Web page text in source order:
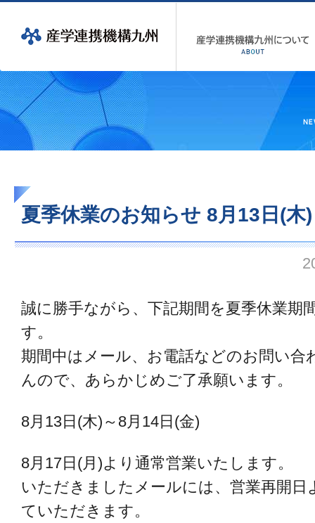
夏季休業のお知らせ 8月13日(木
誠に勝手ながら、下記期間を夏季休業期
す。
期間中はメール、お電話などのお問い合
んので、あらかじめご了承願います。
8月13日(木)～8月14日(金)
8月17日(月)より通常営業いたします。
いただきましたメールには、営業再開日
ていただきます。